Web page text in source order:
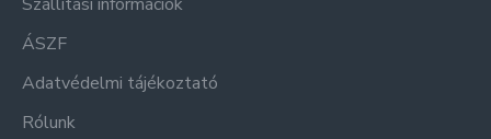
ÁSZF
Adatvédelmi tájékoztató
Rólunk